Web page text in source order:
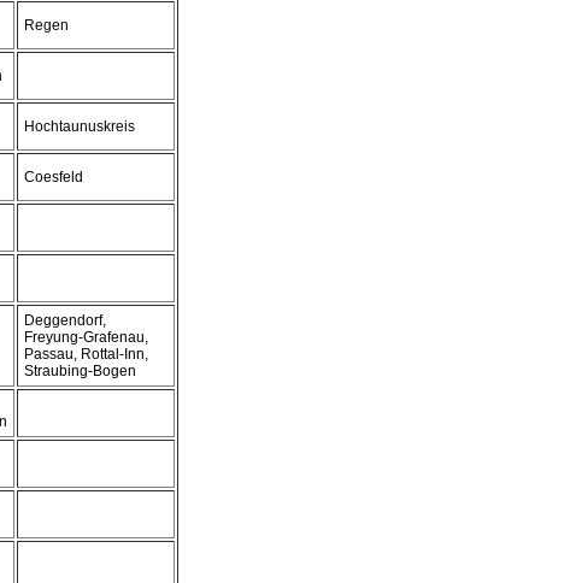
Regen
Hochtaunuskreis
Coesfeld
Deggendorf,
Freyung-Grafenau,
Passau, Rottal-Inn,
Straubing-Bogen